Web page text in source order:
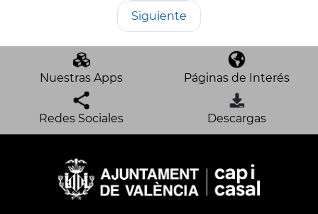
Siguiente
Nuestras Apps Páginas de Interés
Redes Sociales Descargas